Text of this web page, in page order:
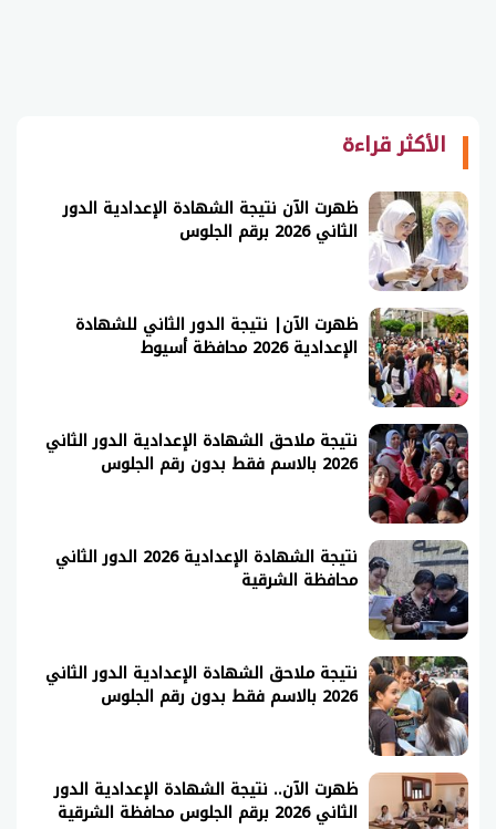
الأكثر قراءة
ظهرت الآن نتيجة الشهادة الإعدادية الدور
الثاني 2026 برقم الجلوس
ظهرت الآن| نتيجة الدور الثاني للشهادة
الإعدادية 2026 محافظة أسيوط
نتيجة ملاحق الشهادة الإعدادية الدور الثاني
2026 بالاسم فقط بدون رقم الجلوس
نتيجة الشهادة الإعدادية 2026 الدور الثاني
محافظة الشرقية
نتيجة ملاحق الشهادة الإعدادية الدور الثاني
2026 بالاسم فقط بدون رقم الجلوس
ظهرت الآن.. نتيجة الشهادة الإعدادية الدور
الثاني 2026 برقم الجلوس محافظة الشرقية